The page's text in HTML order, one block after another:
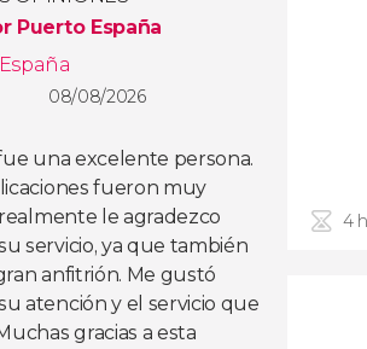
Puerto España
08/08/2026
una excelente persona.
fueron muy
le agradezco
servicio, ya que también
anfitrión. Me gustó
atención y el servicio que
gracias a esta
4